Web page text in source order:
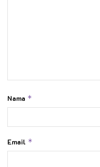
Nama *
Email *